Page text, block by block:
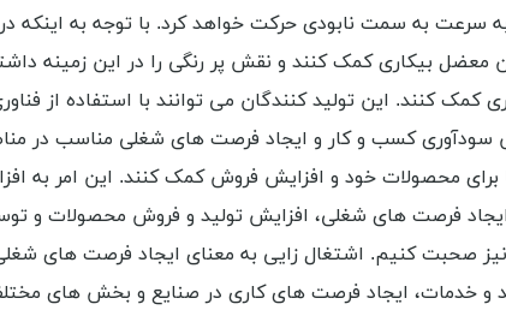
به سرعت به سمت نابودی حرکت خواهد کرد. با توجه به
بیکاری کمک کنند و نقش پر رنگی را در این زمینه
کنند. این تولید کنندگان می توانند با استفاده از
سودآوری کسب و کار و ایجاد فرصت های شغلی مناسب در
برای محصولات خود و افزایش فروش کمک کنند. این امر به
فرصت های شغلی، افزایش تولید و فروش محصولات و
صحبت کنیم. اشتغال زایی به معنای ایجاد فرصت های
خدمات، ایجاد فرصت های کاری در صنایع و بخش های